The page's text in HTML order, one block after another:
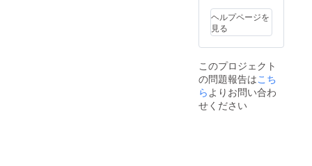
識の範
囲内で
でした
ら大丈
す。) ※
時期に
よって
は手に
ヘルプページを
見る
このプロジェクト
の問題報告はこち
らよりお問い合わ
せください